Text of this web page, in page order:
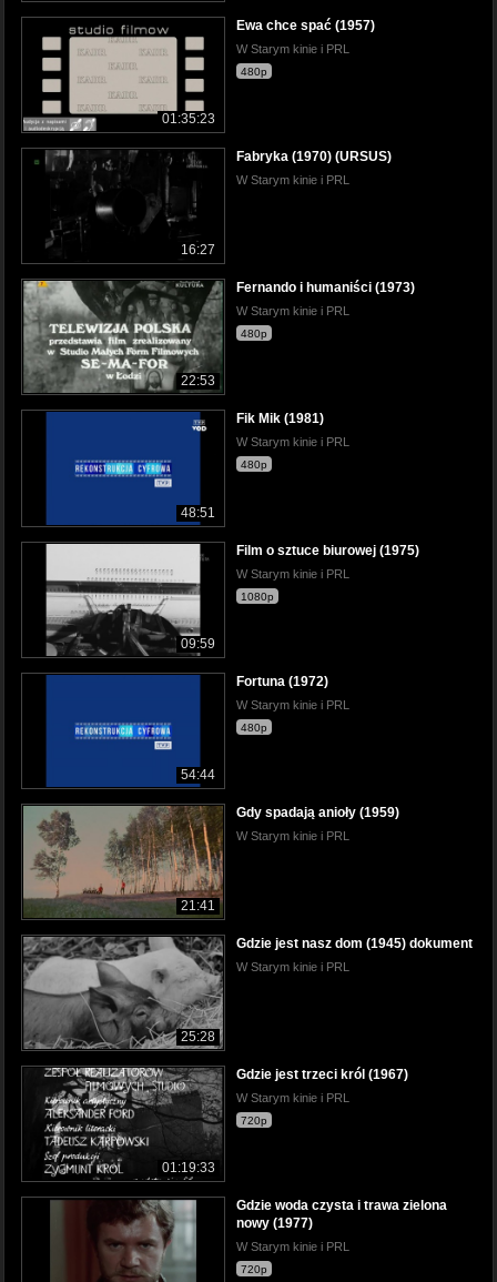
01:35:23
Ewa chce spać (1957)
W Starym kinie i PRL
480p
16:27
Fabryka (1970) (URSUS)
W Starym kinie i PRL
22:53
Fernando i humaniści (1973)
W Starym kinie i PRL
480p
48:51
Fik Mik (1981)
W Starym kinie i PRL
480p
09:59
Film o sztuce biurowej (1975)
W Starym kinie i PRL
1080p
54:44
Fortuna (1972)
W Starym kinie i PRL
480p
21:41
Gdy spadają anioły (1959)
W Starym kinie i PRL
25:28
Gdzie jest nasz dom (1945) dokument
W Starym kinie i PRL
01:19:33
Gdzie jest trzeci król (1967)
W Starym kinie i PRL
720p
Gdzie woda czysta i trawa zielona
nowy (1977)
W Starym kinie i PRL
720p